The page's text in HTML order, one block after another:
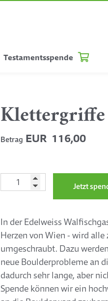
Testamentsspende
Klettergriffe
Betrag EUR 116,00
Jetzt
In der Edelweiss
Herzen von Wien - wird alle
umgeschraubt. Dazu
neue Boulderprobleme an
dadurch sehr lange, aber
Spende können wir ein